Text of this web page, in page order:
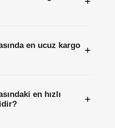
en ucuz kargo +
en hızlı
+